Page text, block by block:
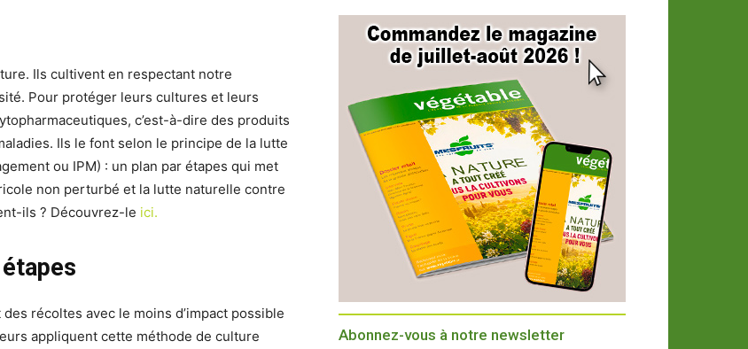
Ils cultivent en respectant notre
Pour protéger leurs cultures et leurs
c’est-à-dire des produits
Ils le font selon le principe de la lutte
ou IPM) : un plan par étapes qui met
non perturbé et la lutte naturelle contre
ils ? Découvrez-le ici.
récoltes avec le moins d’impact possible
appliquent cette méthode de culture
Abonnez-vous à notre newsletter